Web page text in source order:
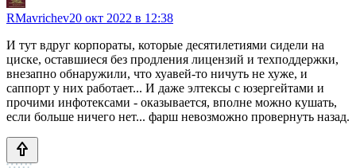
RMavrichev20 окт 2022 в 12:38
И тут вдруг корпораты, которые десятилетиями сидели на
циске, оставшиеся без продления лицензий и техподдержки,
внезапно обнаружили, что хуавей-то ничуть не хуже, и
саппорт у них работает... И даже элтексы с юзергейтами и
прочими инфотексами - оказывается, вполне можно кушать,
если больше ничего нет... фарш невозможно провернуть назад.